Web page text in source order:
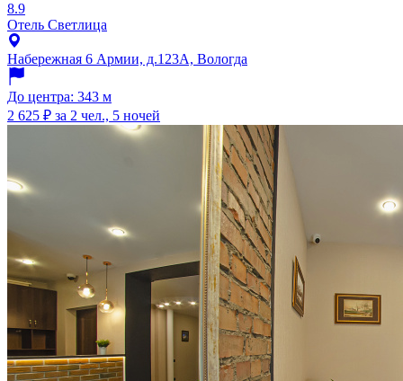
8.9
Отель Светлица
Набережная 6 Армии, д.123А, Вологда
До центра: 343 м
2 625 ₽ за 2 чел., 5 ночей